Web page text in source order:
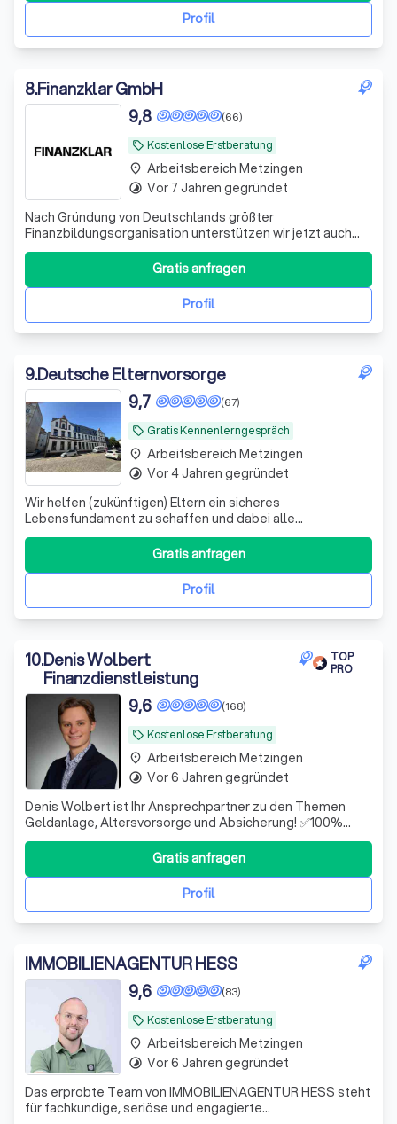
Profil
8.Finanzklar GmbH
local_offer Kostenlose Erstberatung
(66)
9,8
Nach Gründung von Deutschlands größter
Finanzbildungsorganisation unterstützen wir jetzt auch
bei der Umsetzung. Bekannt aus ZDF, ARD, RTL und vielen
Profil
Gratis anfragen
place Arbeitsbereich Metzingen
timelapse Vor 7 Jahren gegründet
9.Deutsche Elternvorsorge
local_offer Gratis Kennenlerngespräch
(67)
9,7
Wir helfen (zukünftigen) Eltern ein sicheres
Lebensfundament zu schaffen und dabei alle
Steuervorteile zu nutzen, die dir zustehen.
Profil
Gratis anfragen
place Arbeitsbereich Metzingen
timelapse Vor 4 Jahren gegründet
10.Denis Wolbert
Finanzdienstleistung
TOP
PRO
local_offer Kostenlose Erstberatung
(168)
9,6
Denis Wolbert ist Ihr Ansprechpartner zu den Themen
Geldanlage, Altersvorsorge und Absicherung! ✅100%
unabhängig ✅Hohe Fachkompetenz ✅Digital & schnell
Profil
Gratis anfragen
place Arbeitsbereich Metzingen
timelapse Vor 6 Jahren gegründet
IMMOBILIENAGENTUR HESS
local_offer Kostenlose Erstberatung
(83)
9,6
Das erprobte Team von IMMOBILIENAGENTUR HESS steht
für fachkundige, seriöse und engagierte
place Arbeitsbereich Metzingen
timelapse Vor 6 Jahren gegründet